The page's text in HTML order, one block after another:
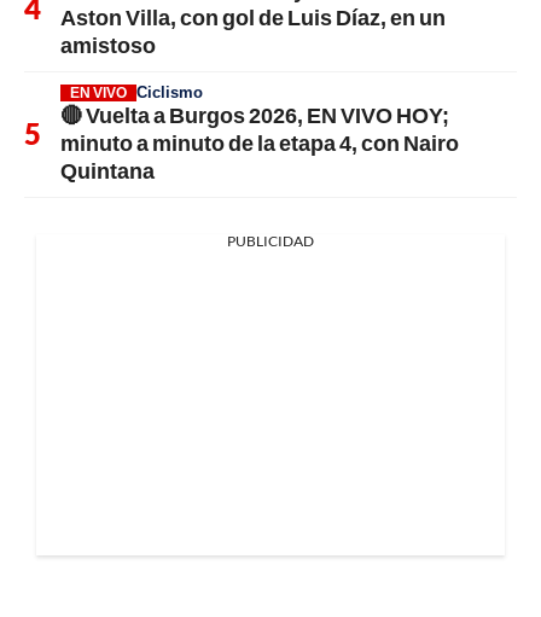
Aston Villa, con gol de Luis Díaz, en un
amistoso
EN VIVO Ciclismo
🔴 Vuelta a Burgos 2026, EN VIVO HOY;
minuto a minuto de la etapa 4, con Nairo
Quintana
PUBLICIDAD